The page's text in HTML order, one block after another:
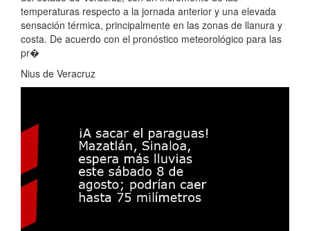
temperaturas respecto a la jornada anterior y una elevada
sensación térmica, principalmente en las zonas de llanura y
costa. De acuerdo con el pronóstico meteorológico para las
pr�
Nius de Veracruz